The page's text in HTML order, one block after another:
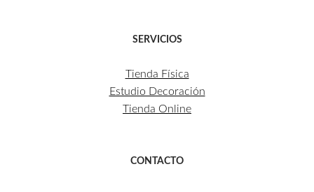
SERVICIOS
Tienda Física
Estudio Decoración
Tienda Online
CONTACTO